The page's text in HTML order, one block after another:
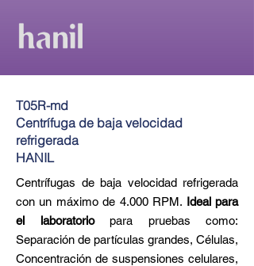
T05R-md
Centrífuga de baja velocidad
refrigerada
HANIL
Centrífugas de baja velocidad refrigerada
con un máximo de 4.000 RPM. Ideal para
el laboratorio para pruebas como:
Separación de partículas grandes, Células,
Concentración de suspensiones celulares,